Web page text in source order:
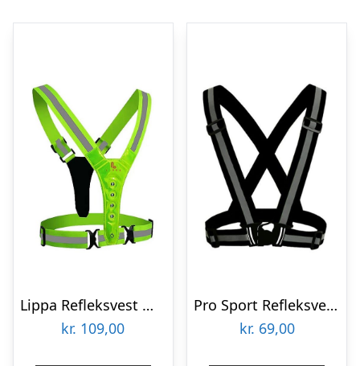
Lippa Refleksvest m. LED lys, Grøn/gul
kr. 109,00
Pro Sport Refleksvest – Sort
kr. 69,00